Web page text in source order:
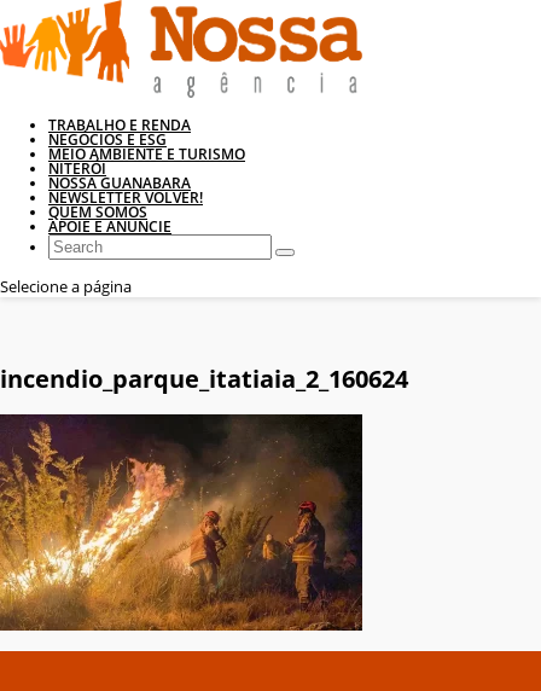
TRABALHO E RENDA
NEGÓCIOS E ESG
MEIO AMBIENTE E TURISMO
NITERÓI
NOSSA GUANABARA
NEWSLETTER VOLVER!
QUEM SOMOS
APOIE E ANUNCIE
Selecione a página
incendio_parque_itatiaia_2_160624